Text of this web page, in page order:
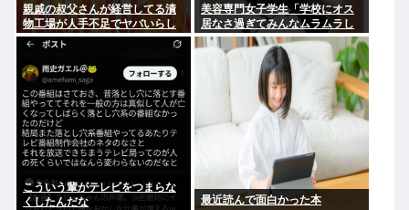
親戚の叔父さんが経営してる漬
物工場が人手不足でヤバいらし
い
美容専門女子学生「学校にオス
居なさ過ぎてみんなムラムラし
てる 」
こういう輩がテレビをつまらな
くしたんだな
最近読んで面白かった本